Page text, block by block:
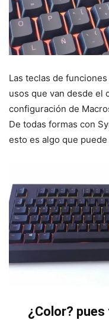
Las teclas de
usos que van desde el
configuración de
De todas formas con
esto es algo que
¿Color?